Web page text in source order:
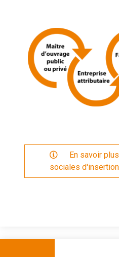
En savoir
sociales